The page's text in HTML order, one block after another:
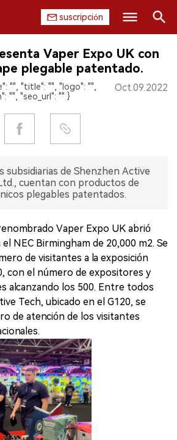
suscripción
Buscar
Vaper Expo UK con
plegable patentado.
"", "title": "", "logo": "",
"", "seo_url": "" }
Oct.09.2022
subsidiarias de Shenzhen Active
cuentan con productos de
plegables patentados.
Vaper Expo UK abrió
NEC Birmingham de 20,000 m2. Se
de visitantes a la exposición
con el número de expositores y
alcanzando los 500. Entre todos
Tech, ubicado en el G120, se
de atención de los visitantes